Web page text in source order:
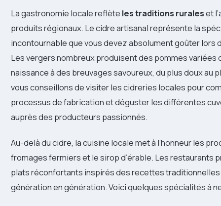
La gastronomie locale reflète les traditions ruraleset
produits régionaux. Le cidre artisanal représente la
incontournable que vous devez absolument goûter lors
Les vergers nombreux produisent des pommes variées
naissance à des breuvages savoureux, du plus doux au
vous conseillons de visiter les cidreries locales pour
processus de fabrication et déguster les différentes
auprès des producteurs passionnés.
Au-delà du cidre, la cuisine locale met à l’honneur les
fromages fermiers et le sirop d’érable. Les restaurants
plats réconfortants inspirés des recettes
génération en génération. Voici quelques spécialités à